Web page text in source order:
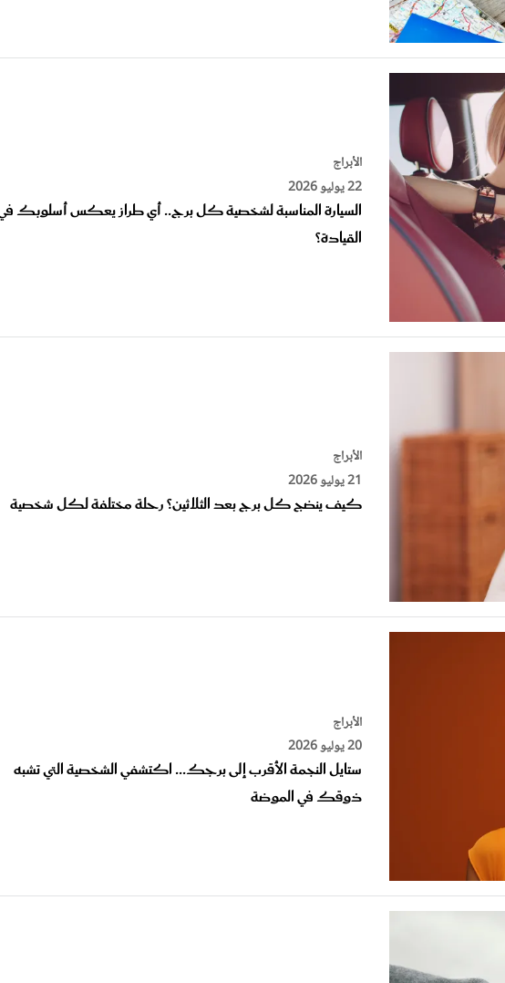
22 يوليو 2026
السيارة المناسبة لشخصية كل برج.. أي طراز يعكس أسلوبك
القيادة؟
21 يوليو 2026
كيف ينضج كل برج بعد الثلاثين؟ رحلة مختلفة لكل شخصية
20 يوليو 2026
ستايل النجمة الأقرب إلى برجك... اكتشفي الشخصية التي تشبه
ذوقك في الموضة